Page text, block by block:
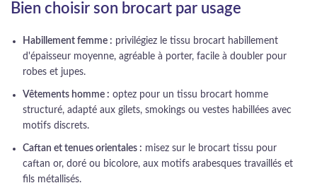
Bien choisir son brocart par usage
Habillement femme : privilégiez le tissu brocart habillement
d'épaisseur moyenne, agréable à porter, facile à doubler pour
robes et jupes.
Vêtements homme : optez pour un tissu brocart homme
structuré, adapté aux gilets, smokings ou vestes habillées avec
motifs discrets.
Caftan et tenues orientales : misez sur le brocart tissu pour
caftan or, doré ou bicolore, aux motifs arabesques travaillés et
fils métallisés.